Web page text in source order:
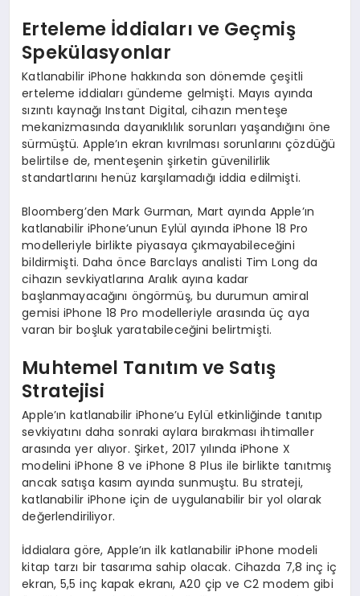
Erteleme İddiaları ve Geçmiş
Spekülasyonlar
Katlanabilir iPhone hakkında son dönemde çeşitli
erteleme iddiaları gündeme gelmişti. Mayıs ayında
sızıntı kaynağı Instant Digital, cihazın menteşe
mekanizmasında dayanıklılık sorunları yaşandığını öne
sürmüştü. Apple’ın ekran kıvrılması sorunlarını çözdüğü
belirtilse de, menteşenin şirketin güvenilirlik
standartlarını henüz karşılamadığı iddia edilmişti.
Bloomberg’den Mark Gurman, Mart ayında Apple’ın
katlanabilir iPhone’unun Eylül ayında iPhone 18 Pro
modelleriyle birlikte piyasaya çıkmayabileceğini
bildirmişti. Daha önce Barclays analisti Tim Long da
cihazın sevkiyatlarına Aralık ayına kadar
başlanmayacağını öngörmüş, bu durumun amiral
gemisi iPhone 18 Pro modelleriyle arasında üç aya
varan bir boşluk yaratabileceğini belirtmişti.
Muhtemel Tanıtım ve Satış
Stratejisi
Apple’ın katlanabilir iPhone’u Eylül etkinliğinde tanıtıp
sevkiyatını daha sonraki aylara bırakması ihtimaller
arasında yer alıyor. Şirket, 2017 yılında iPhone X
modelini iPhone 8 ve iPhone 8 Plus ile birlikte tanıtmış
ancak satışa kasım ayında sunmuştu. Bu strateji,
katlanabilir iPhone için de uygulanabilir bir yol olarak
değerlendiriliyor.
İddialara göre, Apple’ın ilk katlanabilir iPhone modeli
kitap tarzı bir tasarıma sahip olacak. Cihazda 7,8 inç iç
ekran, 5,5 inç kapak ekranı, A20 çip ve C2 modem gibi